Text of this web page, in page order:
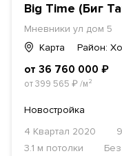
Big Time (Биг
Мневники ул дом 5
Карта
Район:
от 36 760 000 ₽
от 399 565 ₽/м²
Новостройка
4 Квартал 2020
3.1 м потолки